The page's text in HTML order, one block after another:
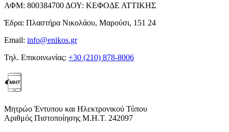
ΑΦΜ: 800384700 ΔΟΥ: ΚΕΦΟΔΕ ΑΤΤΙΚΗΣ
Έδρα: Πλαστήρα Νικολάου, Μαρούσι, 151 24
Email: info@enikos.gr
Τηλ. Επικοινωνίας: +30 (210) 878-8006
Μητρώο Έντυπου και Ηλεκτρονικού Τύπου
Αριθμός Πιστοποίησης Μ.Η.Τ. 242097